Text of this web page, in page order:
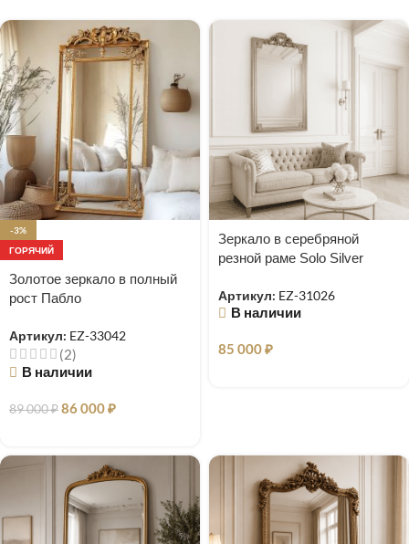
-3%
ГОРЯЧИЙ
Золотое зеркало в полный
рост Пабло
Артикул: EZ-33042
(2)
В наличии
89 000₽86 000₽
Зеркало в серебряной
резной раме Solo Silver
Артикул: EZ-31026
В наличии
85 000₽